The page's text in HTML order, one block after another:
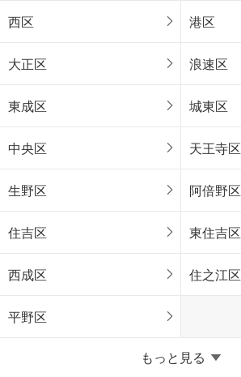
西区 港区
大正区 浪速区
東成区 城東区
中央区 天王寺区
生野区 阿倍野区
住吉区 東住吉区
西成区 住之江区
平野区
もっと見る